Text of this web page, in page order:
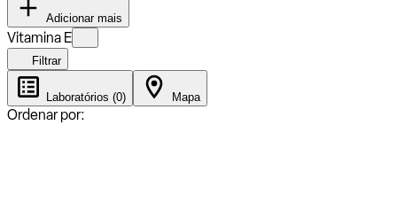
Adicionar mais
Vitamina E
Filtrar
Laboratórios (0) Mapa
Ordenar por: